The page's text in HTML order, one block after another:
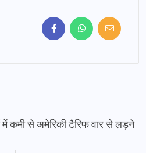
में कमी से अमेरिकी टैरिफ वार से लड़ने